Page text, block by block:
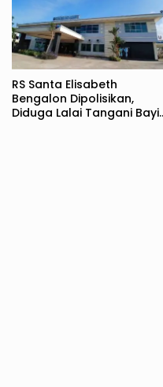
RS Santa Elisabeth
Bengalon Dipolisikan,
Diduga Lalai Tangani Bayi